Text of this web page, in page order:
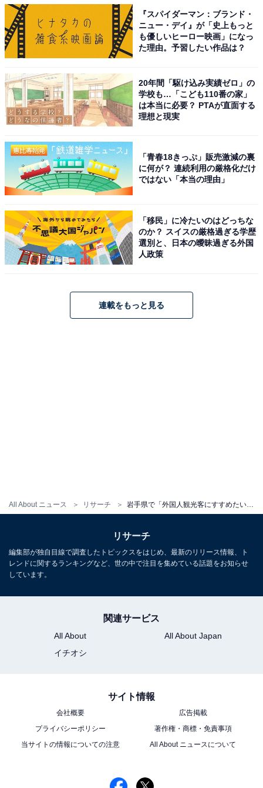
All About ニュース リサーチ
こちらもおすすめ
宮城県で「外国人観光客にすすめたい温泉地」
ランキング！ 2位「鳴子温泉郷」を抑えた1位
は？
1 2
『スパイダーマン：ブランド・
ニュー・デイ』が「史上もっと
も優しいヒーロー映画」になっ
た理由。予習したい作品は？
20年間「駆け込み実績ゼロ」の
学校も…「こども110番の家」
は本当に必要？ PTAが直面する
理想と現実
「青春18きっぷ」販売激減の裏
に何が？ 連続利用の厳格化だけ
ではない「本当の理由」
「移民」に冷たいのはどっちな
のか？ スイスの厳格過ぎる学歴
選別と、日本の曖昧過ぎる外国
人政策
連載をもっと見る
リサーチ
編集部が独自目線で調査したトピックスをはじめ、最新のリリース情報、ト
レンドに関するランキングなど、世の中で注目を集めている話題をお知らせ
しています。
関連サービス
All About
All About Japan
イチオシ
サイト情報
会社概要
広告掲載
プライバシーポリシー
著作権・商標・免責事項
当サイトの情報についての注意
All About ニュースについて